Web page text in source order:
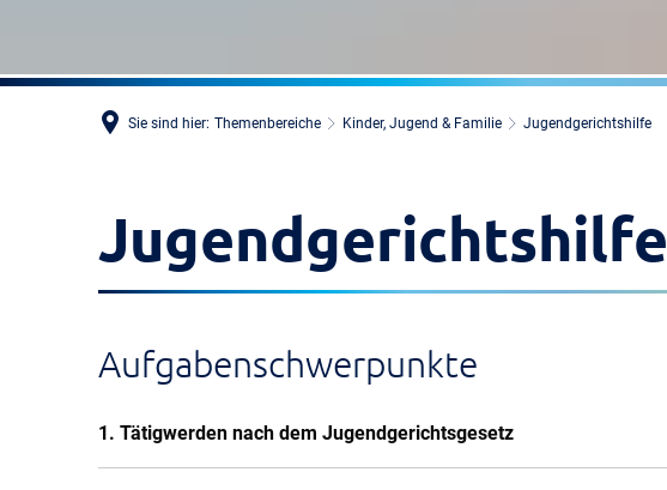
Sie sind hier: Themenbereiche Kinder, Jugend & Familie Jugendgerichtshilfe
Jugendgerichtshilfe
Aufgabenschwerpunkte
1. Tätigwerden nach dem Jugendgerichtsgesetz